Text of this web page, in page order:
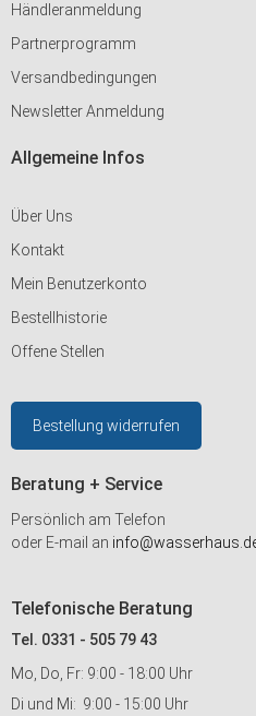
Händleranmeldung
Partnerprogramm
Versandbedingungen
Newsletter Anmeldung
Allgemeine Infos
Über Uns
Kontakt
Mein Benutzerkonto
Bestellhistorie
Offene Stellen
Bestellung widerrufen
Beratung + Service
Persönlich am Telefon
oder E-mail an
Telefonische Beratung
Tel. 0331 - 505 79 43
Mo, Do, Fr: 9:00 - 18:00 Uhr
Di und Mi: 9:00 - 15:00 Uhr